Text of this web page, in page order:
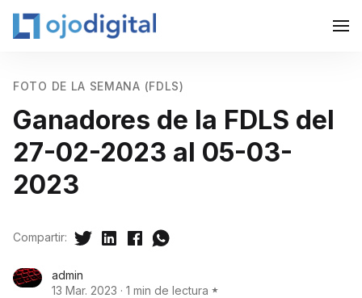
FOTO DE LA SEMANA (FDLS)
Ganadores de la FDLS del
27-02-2023 al 05-03-
2023
admin
13 Mar. 2023 · 1 min de lectura
Compartir: